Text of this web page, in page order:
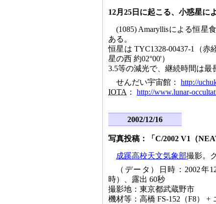
12月25日に起こる、小惑星に
(1085) Amaryllisによる恒星
ある。
恒星は TYC1328-00437-1（赤
星の西 約02°00'）
3.5等の減光で、継続時間は最
せんだい宇宙館： http://
IOTA ： http://www.lunar-
2002/12/16
写真投稿：「C/2002 V1（
成蹊高校天文気象部撮影。
（データ）日時：2002年
時）、露出 60秒
撮影地：東京都武蔵野市
機材等：高橋 FS-152（F8） +